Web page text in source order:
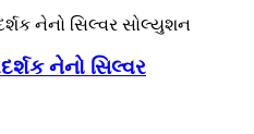
નેનો સિલ્વર